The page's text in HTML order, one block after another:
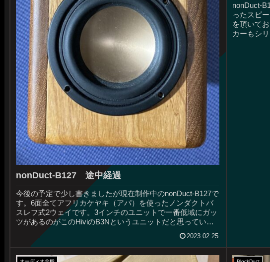
nonDuct-B127 途中経過
今後の予定で少し書きましたが現在制作中のnonDuct-B127で
す。6面全てアフリカケヤキ（アパ）を使ったノンダクトバ
スレフ式2ウェイです。3インチのユニットで一番低域にガッ
ツがあるのがこのHiviのB3Nというユニットだと思っていま
2023.02.25
nonDuct-
ったスピ
を頂いて
カーもシ